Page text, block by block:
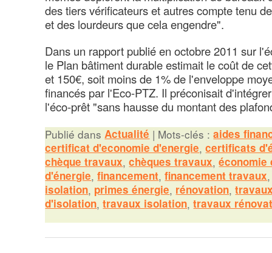
des tiers vérificateurs et autres compte tenu
et des lourdeurs que cela engendre".
Dans un rapport publié en octobre 2011 sur
le Plan bâtiment durable estimait le coût de
et 150€, soit moins de 1% de l'enveloppe
financés par l'Eco-PTZ. Il préconisait
l'éco-prêt "sans hausse du montant des
Publié dans Actualité | Mots-clés : aides
certificat d'economie d'energie,certificats
chèque travaux,chèques travaux,économie
d'énergie,financement,financement travaux
isolation, primes énergie, rénovation,
d'isolation,travaux isolation,travaux